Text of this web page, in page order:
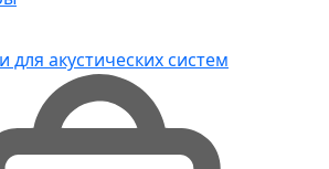
для акустических систем